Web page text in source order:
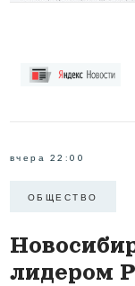
вчера 22:00
ОБЩЕСТВО
лидером